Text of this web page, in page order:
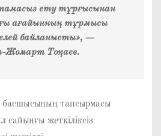
ету тұрғысынан
ағайынның тұрмысы
байланысты», —
Жомарт Тоқаев.
тапсырмасы
жеткіліксіз